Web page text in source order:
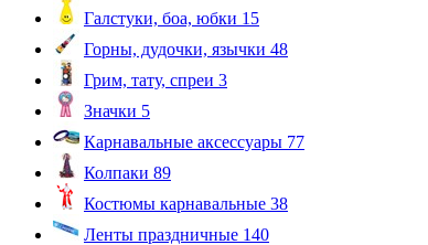
Галстуки, боа, юбки 15
Горны, дудочки, язычки 48
Грим, тату, спреи 3
Значки 5
Карнавальные аксессуары 77
Колпаки 89
Костюмы карнавальные 38
Ленты праздничные 140